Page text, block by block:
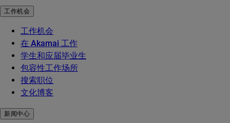
工作机会
工作机会
在 Akamai 工作
学生和应届毕业生
包容性工作场所
搜索职位
文化博客
新闻中心